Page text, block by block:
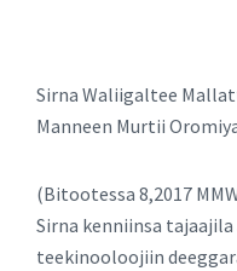
Sirna Waliigaltee
Manneen Murtii
(Bitootessa 8,2017
Sirna kenniinsa
teekinooloojiin